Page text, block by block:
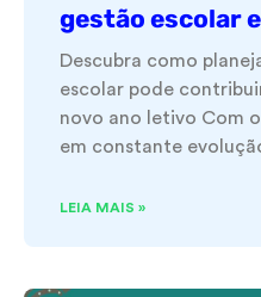
gestão escolar
Descubra como
escolar pode
novo ano letivo Com
em constante
LEIA MAIS »